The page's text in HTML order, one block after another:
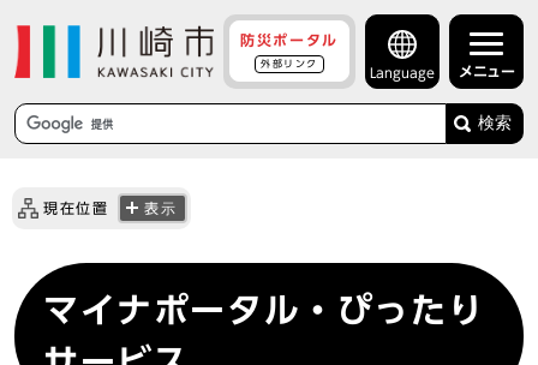
防災ポータル
外部リンク
Language メニュー
検索
現在位置 表示
マイナポータル・ぴったり